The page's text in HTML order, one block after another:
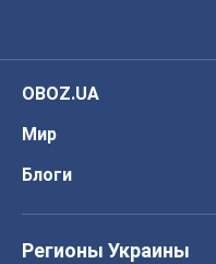
OBOZ.UA
Мир
Блоги
Регионы Украины